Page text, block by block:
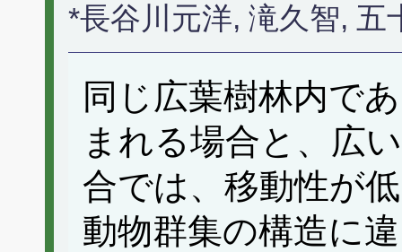
*長谷川元洋, 滝久智, 五
同じ広葉樹林内で
まれる場合と、広
合では、移動性が
動物群集の構造に